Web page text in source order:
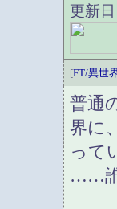
更新
[FT/異世
普通
界に
って
……誰